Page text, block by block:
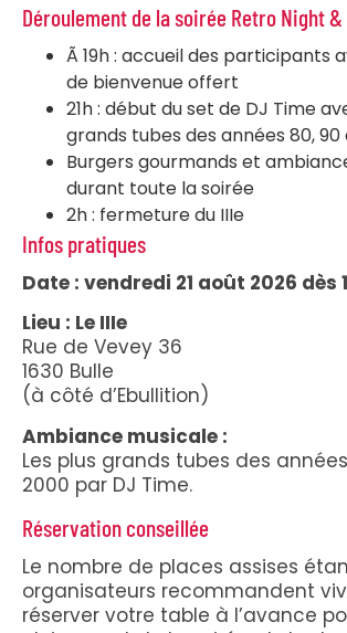
Déroulement de la soirée Retro Night
Ã 19h : accueil des participants
de bienvenue offert
21h : début du set de DJ Time
grands tubes des années 80,
Burgers gourmands et
durant toute la soirée
2h : fermeture du IIIe
Infos pratiques
Date : vendredi 21 août 2026 dès
Lieu : Le IIIe
Rue de Vevey 36
1630 Bulle
(à côté d’Ebullition)
Ambiance musicale :
Les plus grands tubes des
2000 par DJ Time.
Réservation conseillée
Le nombre de places assises
organisateurs recommandent
réserver votre table à l’avance